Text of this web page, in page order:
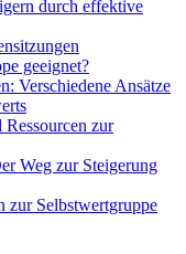
durch effektive
geeignet?
Verschiedene Ansätze
zur
Weg zur Steigerung
zur Selbstwertgruppe